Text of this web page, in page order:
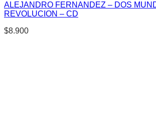
ALEJANDRO FERNANDEZ – DOS
REVOLUCION – CD
$8.900